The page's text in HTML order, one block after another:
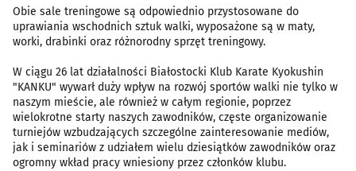
Obie sale treningowe są odpowiednio przystosowane do
uprawiania wschodnich sztuk walki, wyposażone są w maty,
worki, drabinki oraz różnorodny sprzęt treningowy.
W ciągu 26 lat działalności Białostocki Klub Karate Kyokushin
"KANKU" wywarł duży wpływ na rozwój sportów walki nie tylko w
naszym mieście, ale również w całym regionie, poprzez
wielokrotne starty naszych zawodników, częste organizowanie
turniejów wzbudzających szczególne zainteresowanie mediów,
jak i seminariów z udziałem wielu dziesiątków zawodników oraz
ogromny wkład pracy wniesiony przez członków klubu.